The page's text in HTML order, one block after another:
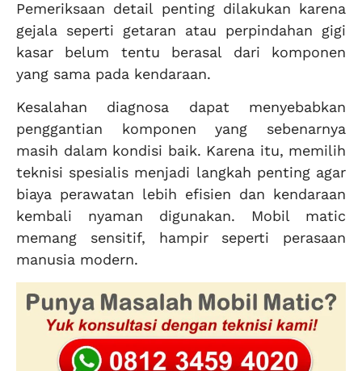
Pemeriksaan detail penting dilakukan karena
gejala seperti getaran atau perpindahan gigi
kasar belum tentu berasal dari komponen
yang sama pada kendaraan.
Kesalahan diagnosa dapat menyebabkan
penggantian komponen yang sebenarnya
masih dalam kondisi baik. Karena itu, memilih
teknisi spesialis menjadi langkah penting agar
biaya perawatan lebih efisien dan kendaraan
kembali nyaman digunakan. Mobil matic
memang sensitif, hampir seperti perasaan
manusia modern.